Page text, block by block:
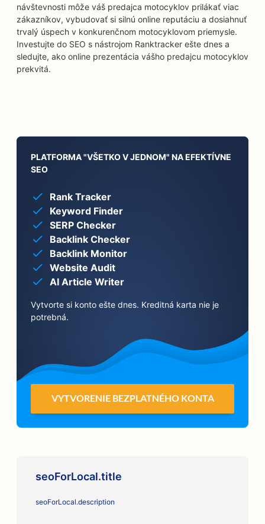
návštevnosti môže váš predajca motocyklov prilákať viac
zákazníkov, vybudovať si silnú online reputáciu a dosiahnuť
trvalý úspech v konkurenčnom motocyklovom priemysle.
Investujte do SEO s nástrojom Ranktracker ešte dnes a
sledujte, ako online prezentácia vášho predajcu motocyklov
prekvitá.
PLATFORMA "VŠETKO V JEDNOM" NA EFEKTÍVNE
SEO
Rank Tracker
Keyword Finder
SERP Checker
Backlink Checker
Backlink Monitor
Website Audit
AI Article Writer
Vytvorte si konto ešte dnes. Kreditná karta nie je
potrebná.
VYTVORENIE BEZPLATNÉHO KONTA
seoForLocal.title
seoForLocal.description